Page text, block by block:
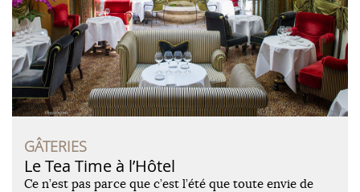
GÂTERIES
Le Tea Time à l’Hôtel
Ce n’est pas parce que c’est l’été que toute envie de